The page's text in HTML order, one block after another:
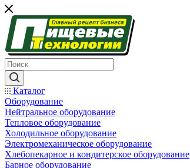
Каталог
Оборудование
Нейтральное оборудование
Тепловое оборудование
Холодильное оборудование
Электромеханическое оборудование
Хлебопекарное и кондитерское оборудование
Барное оборудование